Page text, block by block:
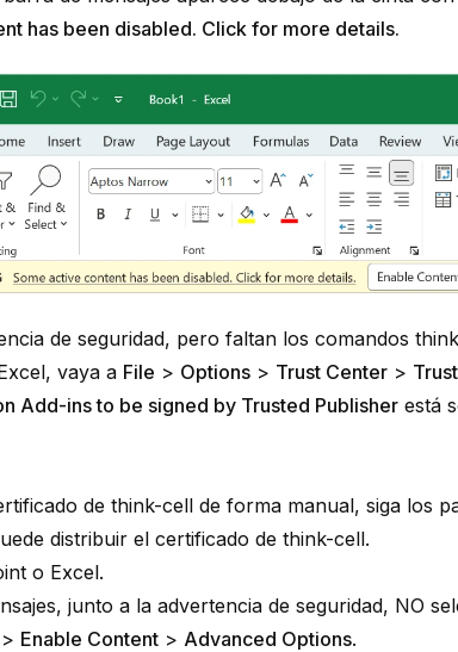
has been disabled. Click for more details.
de seguridad, pero faltan los comandos
vaya a File > Options > Trust Center >
Add-ins to be signed by Trusted Publisher está
de think-cell de forma manual, siga los
distribuir el certificado de think-cell.
o Excel.
junto a la advertencia de seguridad, NO
> Enable Content > Advanced Options.